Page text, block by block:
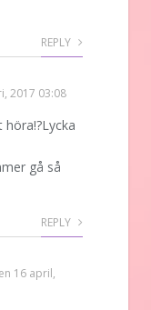
REPLY
2017 03:08
gå så
REPLY
16 april,